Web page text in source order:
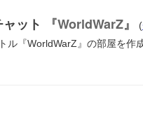
ット 『WorldWarZ』 (
ル『WorldWarZ』の部屋を作